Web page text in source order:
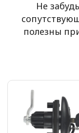
Не
полезны